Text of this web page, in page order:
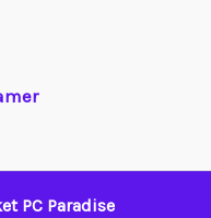
PC Paradise